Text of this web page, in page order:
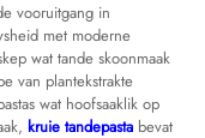
vooruitgang in
met moderne
wat tande skoonmaak
van plantekstrakte
wat hoofsaaklik op
kruie tandepasta bevat